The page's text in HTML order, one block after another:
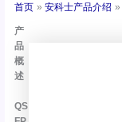
首页 安科士产品介绍
产
品
概
述
QS